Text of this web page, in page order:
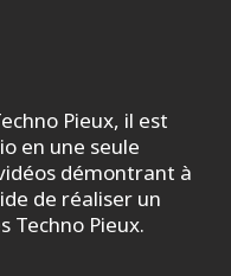
Pieux, il est
en une seule
démontrant à
de réaliser un
Techno Pieux.